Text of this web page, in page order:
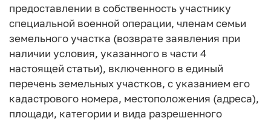
предоставлении в собственность участнику
специальной военной операции, членам семьи
земельного участка (возврате заявления при
наличии условия, указанного в части 4
настоящей статьи), включенного в единый
перечень земельных участков, с указанием его
кадастрового номера, местоположения (адреса),
площади, категории и вида разрешенного